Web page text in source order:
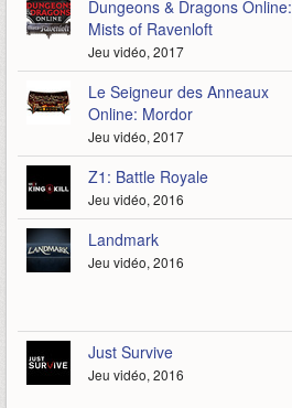
Dungeons & Dragons Online:
Mists of Ravenloft
Jeu vidéo, 2017
Le Seigneur des Anneaux
Online: Mordor
Jeu vidéo, 2017
Z1: Battle Royale
Jeu vidéo, 2016
Landmark
Jeu vidéo, 2016
Just Survive
Jeu vidéo, 2016